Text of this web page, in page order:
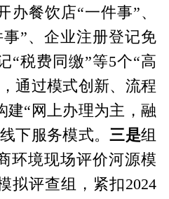
办餐饮店“一件事”、
”、企业注册登记免
“税费同缴”等5个“高
通过模式创新、流程
建“网上办理为主，融
下服务模式。三是组
环境现场评价河源模
拟评查组，紧扣2024